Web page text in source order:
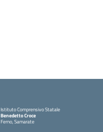
Istituto Comprensivo Statale
Benedetto Croce
Ferno, Samarate